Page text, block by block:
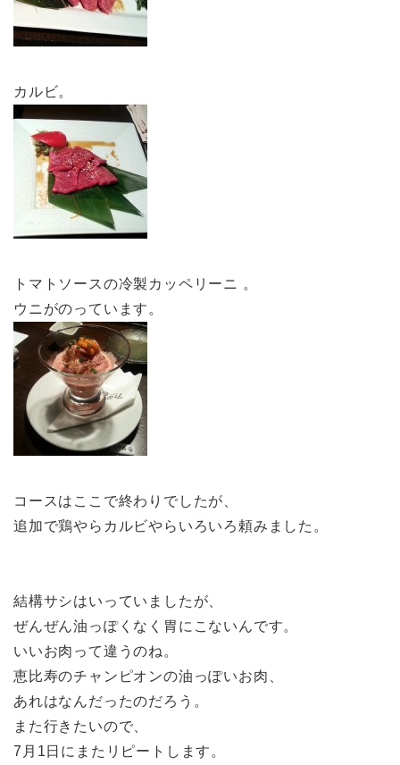
カルビ。
トマトソースの冷製カッペリーニ 。
ウニがのっています。
コースはここで終わりでしたが、
追加で鶏やらカルビやらいろいろ頼みました。
結構サシはいっていましたが、
ぜんぜん油っぽくなく胃にこないんです。
いいお肉って違うのね。
恵比寿のチャンピオンの油っぽいお肉、
あれはなんだったのだろう。
また行きたいので、
7月1日にまたリピートします。